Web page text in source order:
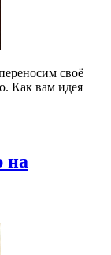
своё
Как вам идея
на